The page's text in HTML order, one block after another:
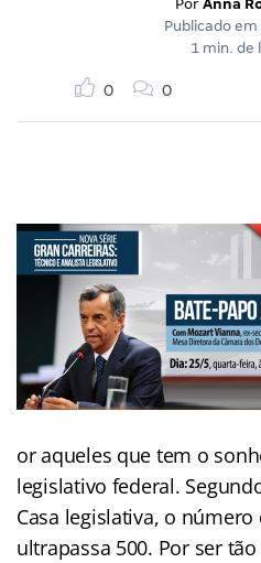
Por Anna
Publicado em
1 min. de
0 0
or aqueles que tem o
legislativo federal.
Casa legislativa, o número
ultrapassa 500. Por ser